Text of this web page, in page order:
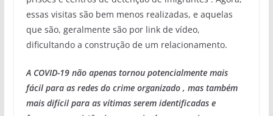
essas visitas são bem menos realizadas, e aquelas
que são, geralmente são por link de vídeo,
dificultando a construção de um relacionamento.
A COVID-19 não apenas tornou potencialmente mais
fácil para as redes do crime organizado , mas também
mais difícil para as vítimas serem identificadas e